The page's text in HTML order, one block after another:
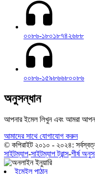
০০৮৬-১৮০১৮৭৪২৬৮৮
০০৮৬-১৫৯৮৬৬৮০০৮৬
অনুসন্ধান
আপনার ইমেল লিখুন এবং আমরা
আমাদের সাথে যোগাযোগ করুন
© কপিরাইট ২০১০ - ২০২৪:
সাইটম্যাপ-সাইটম্যাপ ট্রান্স-শীর্ষ
ইমেইল পাঠান